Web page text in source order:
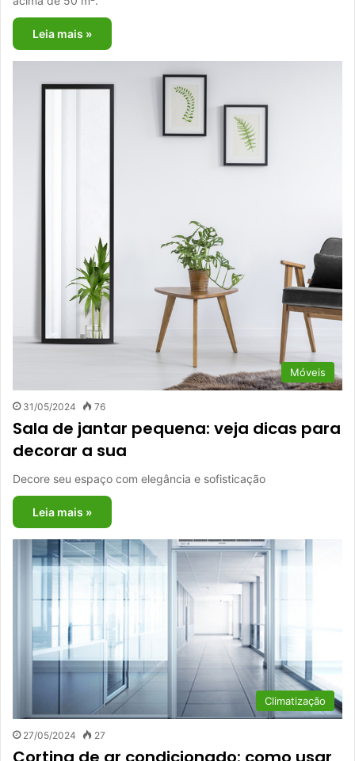
Leia mais »
Móveis
31/05/2024 76
Sala de jantar pequena: veja dicas para
decorar a sua
Decore seu espaço com elegância e sofisticação
Leia mais »
Climatização
27/05/2024 27